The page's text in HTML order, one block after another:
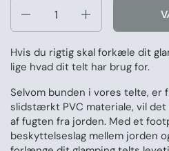
Hvis du rigtig skal forkæle dit
lige hvad dit telt har brug for.
Selvom bunden i vores telte,
slidstærkt PVC materiale, vil
af fugten fra jorden. Med et
beskyttelseslag mellem jorden